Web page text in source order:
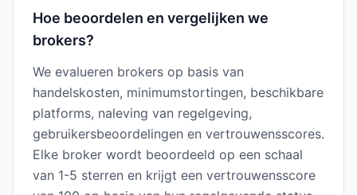
Hoe beoordelen en vergelijken we
brokers?
We evalueren brokers op basis van
handelskosten, minimumstortingen, beschikbare
platforms, naleving van regelgeving,
gebruikersbeoordelingen en vertrouwensscores.
Elke broker wordt beoordeeld op een schaal
van 1-5 sterren en krijgt een vertrouwensscore